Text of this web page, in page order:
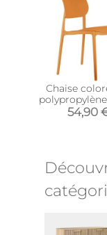
Chaise
(Jaune
54,90